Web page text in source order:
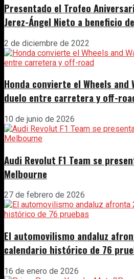
Presentado el Trofeo
Jerez-Ángel Nieto a beneficio
2 de diciembre de 2022
Honda convierte el Wheels and
duelo entre carretera y off-
10 de junio de 2026
Audi Revolut F1 Team se
Melbourne
27 de febrero de 2026
El automovilismo andaluz
calendario histórico de 76
16 de enero de 2026